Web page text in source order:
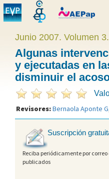
Junio 2007. Volumen
Algunas
y ejecutadas en
disminuir el
Revisores:Bernaola Aponte G
Suscripción
Reciba periódicamente por
publicados